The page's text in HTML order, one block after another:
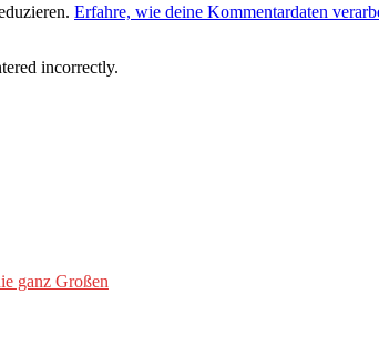
Erfahre, wie deine Kommentardaten
incorrectly.
ganz Großen